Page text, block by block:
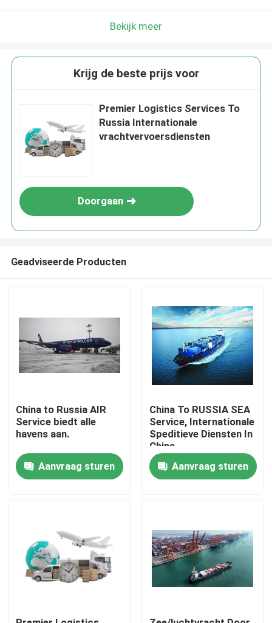
Thuis
Producten
Video's
Bekijk meer
Krijg de beste prijs voor
Premier Logistics Services To
Russia Internationale
vrachtvervoersdiensten
Doorgaan
Geadviseerde Producten
China to Russia AIR
Service biedt alle
havens aan.
Aanvraag sturen
China To RUSSIA SEA
Service, Internationale
Speditieve Diensten In
China
Aanvraag sturen